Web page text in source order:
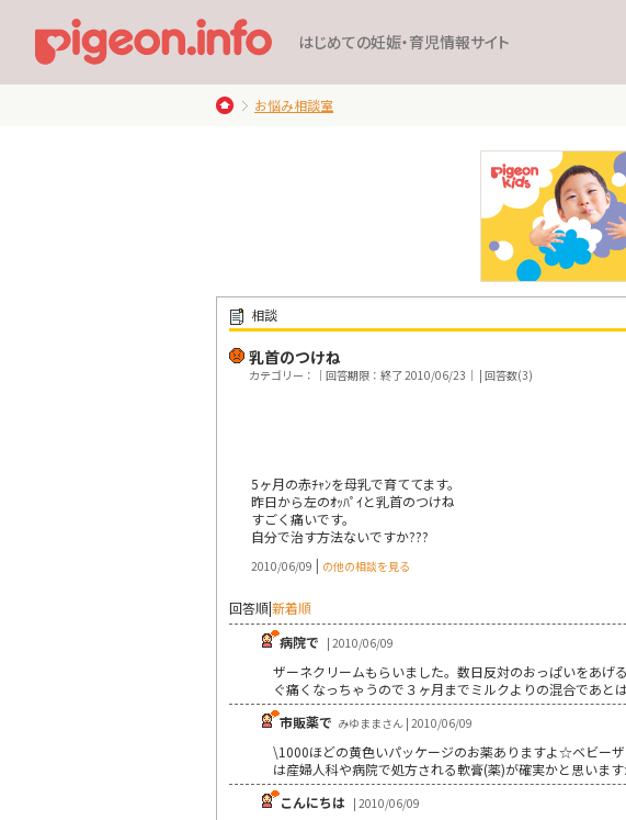
はじめての妊娠・育児情報サイト
お悩み相談室
相談
乳首のつけね
カテゴリー：｜回答期限：終了 2010/06/23｜ | 回答数(3)
5ヶ月の赤ﾁｬﾝを母乳で育ててます。
昨日から左のｵｯﾊﾟｲと乳首のつけね
すごく痛いです。
自分で治す方法ないですか???
2010/06/09 | の他の相談を見る
回答順|新着順
病院で | 2010/06/09
ザーネクリームもらいました。数日反対のおっぱいをあ
ぐ痛くなっちゃうので３ヶ月までミルクよりの混合であと
市販薬で みゆままさん | 2010/06/09
\1000ほどの黄色いパッケージのお薬ありますよ☆ベビー
は産婦人科や病院で処方される軟膏(薬)が確実かと思いま
こんにちは | 2010/06/09